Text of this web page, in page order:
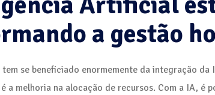
a gestão
se beneficiado enormemente da integração
a melhoria na alocação de recursos. Com a IA, é